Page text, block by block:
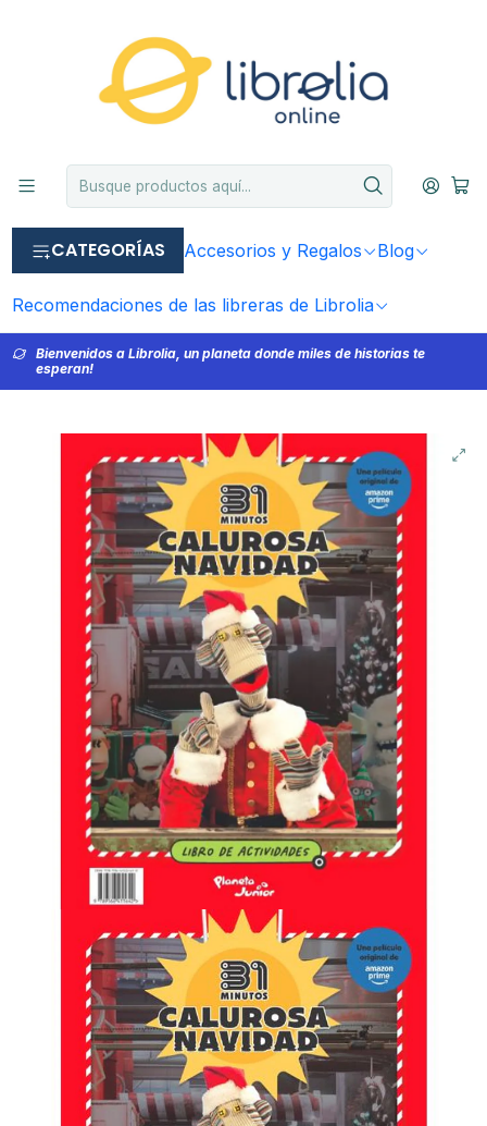
CATEGORÍAS Accesorios y Regalos Blog
Recomendaciones de las libreras de Librolia
Bienvenidos a Librolia, un planeta donde miles de historias te
esperan!